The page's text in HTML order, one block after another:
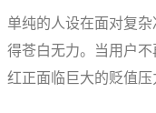
单纯的人设在面对复
得苍白无力。当用户
红正面临巨大的贬值压